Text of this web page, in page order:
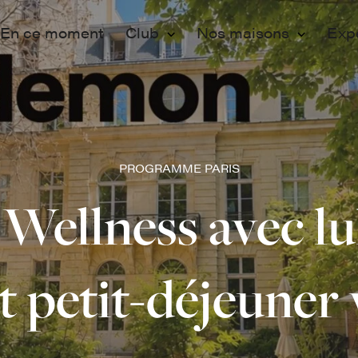
En ce moment
Club
Membership
Adhérer
Programmation
Engagements
Partenaires
Nos maisons
Paris
Lille
PROGRAMME PARIS
avec
petit-